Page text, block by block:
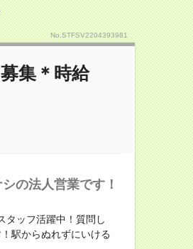
No.STFSV2204393981
集＊時給
の法人営業です！
タッフ活躍中！質問し
駅からぬれずにいける